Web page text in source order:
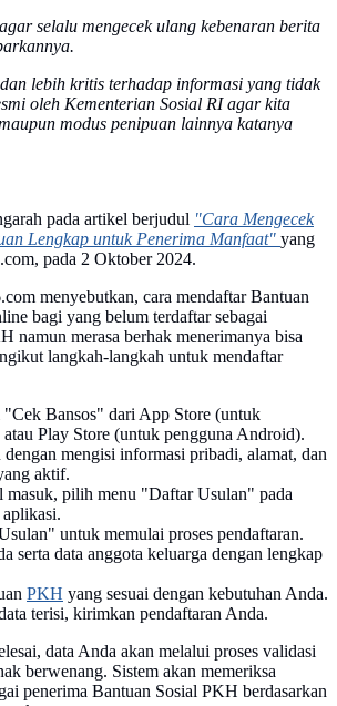
selalu mengecek ulang kebenaran berita
lebih kritis terhadap informasi yang tidak
oleh Kementerian Sosial RI agar kita
modus penipuan lainnya katanya
pada artikel berjudul "Cara Mengecek
Lengkap untuk Penerima Manfaat" yang
pada 2 Oktober 2024.
menyebutkan, cara mendaftar Bantuan
bagi yang belum terdaftar sebagai
namun merasa berhak menerimanya bisa
langkah-langkah untuk mendaftar
Bansos" dari App Store (untuk
Play Store (untuk pengguna Android).
mengisi informasi pribadi, alamat, dan
aktif.
masuk, pilih menu "Daftar Usulan" pada
aplikasi.
untuk memulai proses pendaftaran.
serta data anggota keluarga dengan lengkap
PKH yang sesuai dengan kebutuhan Anda.
terisi, kirimkan pendaftaran Anda.
data Anda akan melalui proses validasi
berwenang. Sistem akan memeriksa
penerima Bantuan Sosial PKH berdasarkan